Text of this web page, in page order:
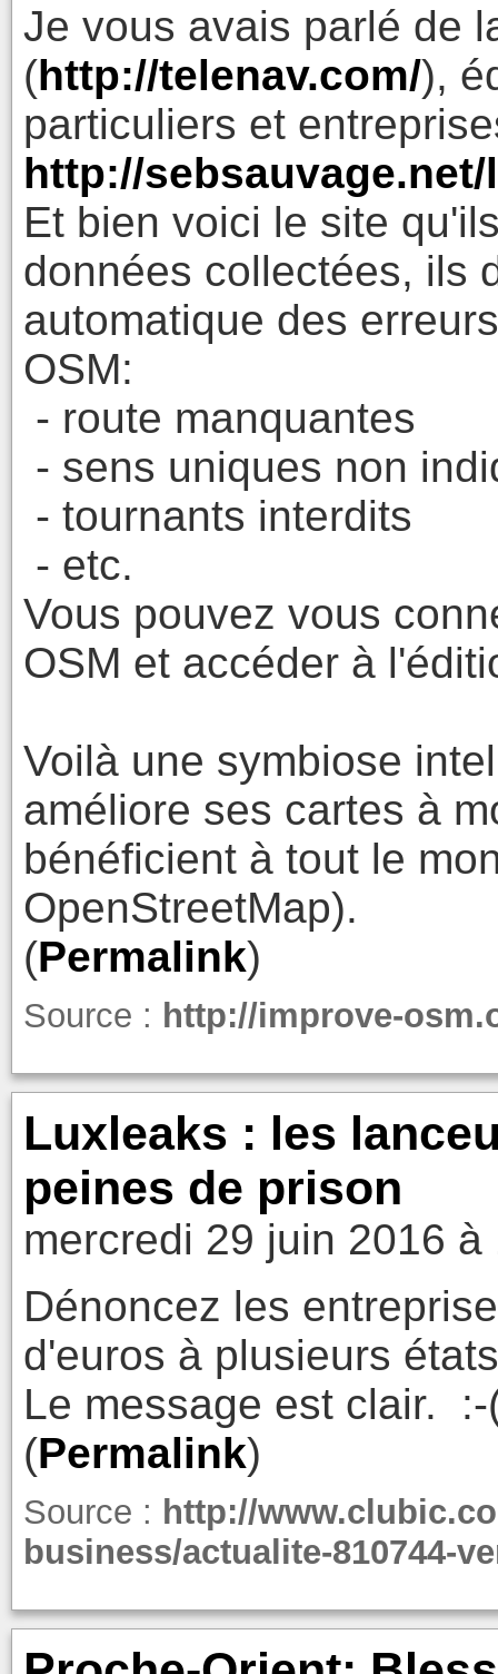
Je vous avais parlé de
(http://telenav.com/),
particuliers et
http://
Et bien voici le site
données collectées, ils
automatique des
OSM:
- route manquantes
- sens uniques non
- tournants interdits
- etc.
Vous pouvez vous
OSM et accéder à
Voilà une symbiose
améliore ses cartes à
bénéficient à tout le
OpenStreetMap).
(Permalink)
Source : http://improve-
Luxleaks : les
peines de prison
mercredi 29 juin 2016 à
Dénoncez les
d'euros à plusieurs
Le message est clair. :-
(Permalink)
Source : http://
business/actualite-810744-